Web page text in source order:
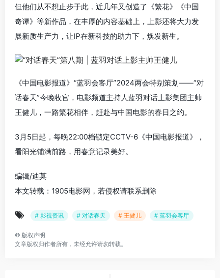
但他们从不想止步于此，近几年又创造了《繁花》《中国
奇谭》等新作品，在丰厚的内容基础上，上影还将大力发
展新质生产力，让IP在新科技的助力下，焕发新生。
《中国电影报道》“蓝羽会客厅”2024两会特别策划——“对
话春天”今晚收官，电影频道主持人蓝羽对话上影集团主帅
王健儿，一路繁花相伴，赶赴与中国电影的春日之约。
3月5日起，每晚22:00档锁定CCTV-6《中国电影报道》，
看阳光铺满前路，用春意记录美好。
编辑/迪莫
本文转载：1905电影网，若侵权请联系删除
# 影视资讯 # 对话春天 # 王健儿 # 蓝羽会客厅
© 版权声明
文章版权归作者所有，未经允许请勿转载。